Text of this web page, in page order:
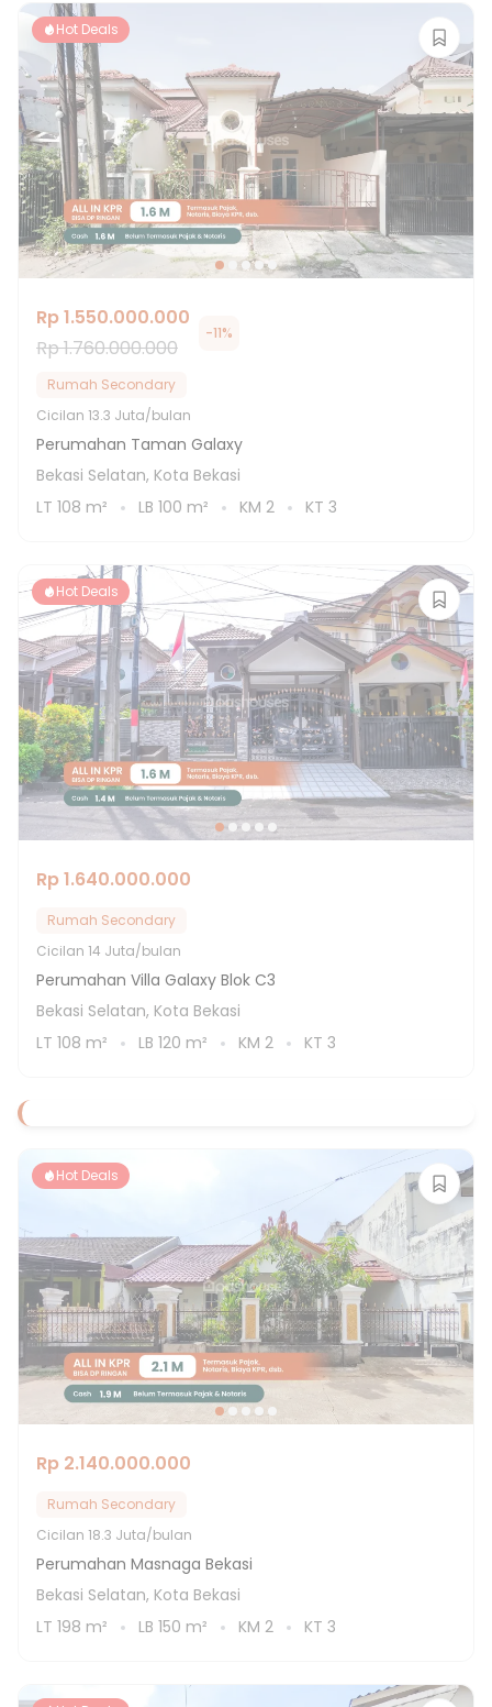
Hot Deals
Rp 1.550.000.000
Rp 1.760.000.000
-11%
Rumah Secondary
Cicilan 13.3 Juta/bulan
Perumahan Taman Galaxy
Bekasi Selatan, Kota Bekasi
LT 108 m² LB 100 m² KM 2 KT 3
Hot Deals
Rp 1.640.000.000
Rumah Secondary
Cicilan 14 Juta/bulan
Perumahan Villa Galaxy Blok C3
Bekasi Selatan, Kota Bekasi
LT 108 m² LB 120 m² KM 2 KT 3
Hot Deals
Rp 2.140.000.000
Rumah Secondary
Cicilan 18.3 Juta/bulan
Perumahan Masnaga Bekasi
Bekasi Selatan, Kota Bekasi
LT 198 m² LB 150 m² KM 2 KT 3